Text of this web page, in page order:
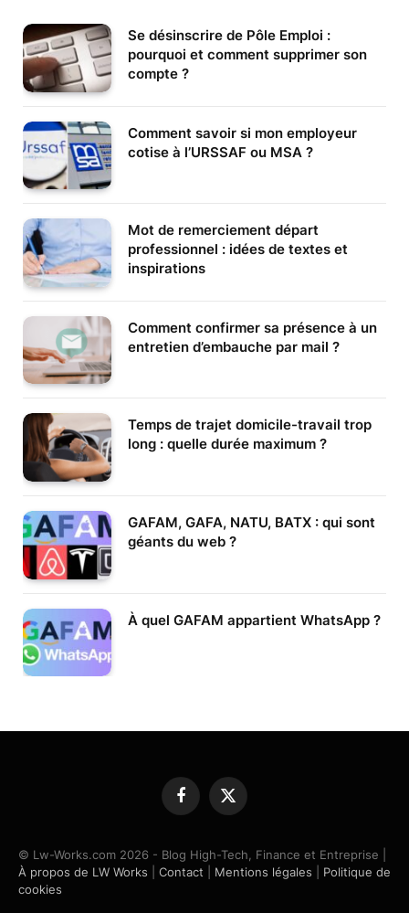
Se désinscrire de Pôle Emploi :
pourquoi et comment supprimer son
compte ?
Comment savoir si mon employeur
cotise à l’URSSAF ou MSA ?
Mot de remerciement départ
professionnel : idées de textes et
inspirations
Comment confirmer sa présence à un
entretien d’embauche par mail ?
Temps de trajet domicile-travail trop
long : quelle durée maximum ?
GAFAM, GAFA, NATU, BATX : qui sont
géants du web ?
À quel GAFAM appartient WhatsApp ?
Facebook
X
© Lw-Works.com 2026 - Blog High-Tech, Finance et Entreprise |
À propos de LW Works
Contact Mentions légales
Politique de
cookies